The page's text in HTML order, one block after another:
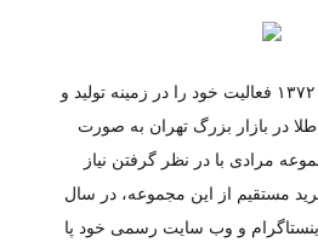
مجموعه مرادی از سال ۱۳۷۲ فعالیت خود را در زمینه تولید و
در بازار بزرگ تهران به صورت
مرادی با در نظر گرفتن نیاز
مستقیم از این مجموعه، در سال
پیج اینستاگرام و وب سایت رسمی خود پا